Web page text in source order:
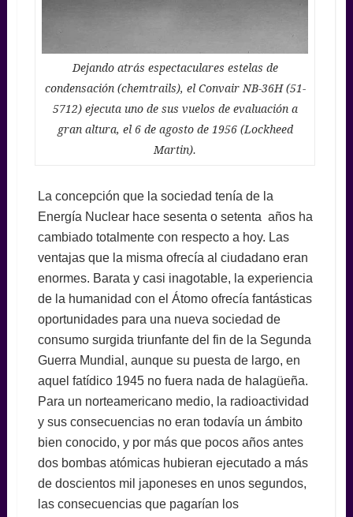
Dejando atrás espectaculares estelas de
condensación (chemtrails), el Convair NB-36H (51-
5712) ejecuta uno de sus vuelos de evaluación a
gran altura, el 6 de agosto de 1956 (Lockheed
Martin).
La concepción que la sociedad tenía de la
Energía Nuclear hace sesenta o setenta años ha
cambiado totalmente con respecto a hoy. Las
ventajas que la misma ofrecía al ciudadano eran
enormes. Barata y casi inagotable, la experiencia
de la humanidad con el Átomo ofrecía fantásticas
oportunidades para una nueva sociedad de
consumo surgida triunfante del fin de la Segunda
Guerra Mundial, aunque su puesta de largo, en
aquel fatídico 1945 no fuera nada de halagüeña.
Para un norteamericano medio, la radioactividad
y sus consecuencias no eran todavía un ámbito
bien conocido, y por más que pocos años antes
dos bombas atómicas hubieran ejecutado a más
de doscientos mil japoneses en unos segundos,
las consecuencias que pagarían los